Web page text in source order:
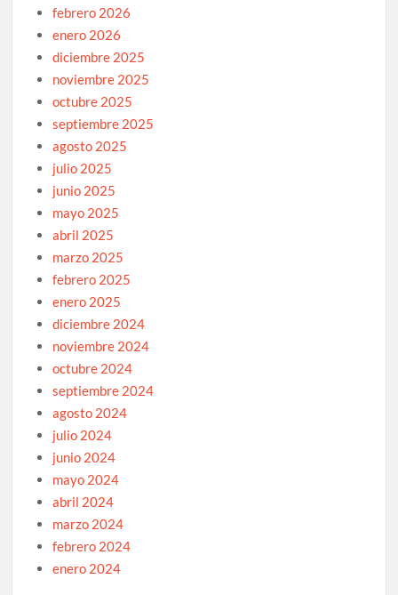
febrero 2026
enero 2026
diciembre 2025
noviembre 2025
octubre 2025
septiembre 2025
agosto 2025
julio 2025
junio 2025
mayo 2025
abril 2025
marzo 2025
febrero 2025
enero 2025
diciembre 2024
noviembre 2024
octubre 2024
septiembre 2024
agosto 2024
julio 2024
junio 2024
mayo 2024
abril 2024
marzo 2024
febrero 2024
enero 2024